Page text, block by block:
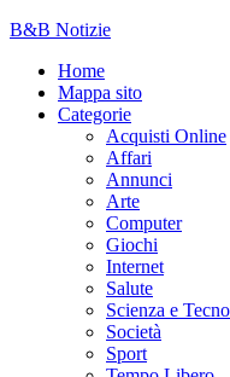
B&B Notizie
Home
Mappa sito
Categorie
Acquisti Online
Affari
Annunci
Arte
Computer
Giochi
Internet
Salute
Scienza e
Società
Sport